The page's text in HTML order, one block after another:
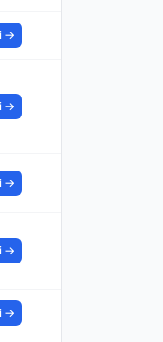
→
→
→
→
→